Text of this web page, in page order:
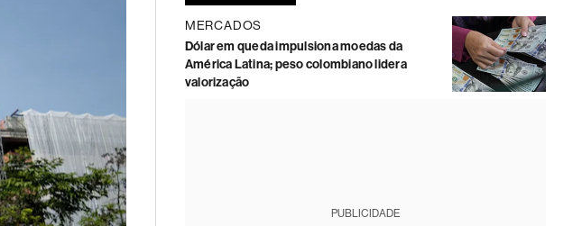
MERCADOS
Dólar em queda impulsiona moedas da
América Latina; peso colombiano lidera
valorização
PUBLICIDADE